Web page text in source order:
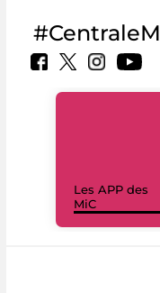
Les APP des
MiC